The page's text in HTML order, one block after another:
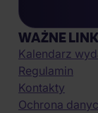
WAŻNE
Kalendarz
Regulamin
Kontakty
Ochrona